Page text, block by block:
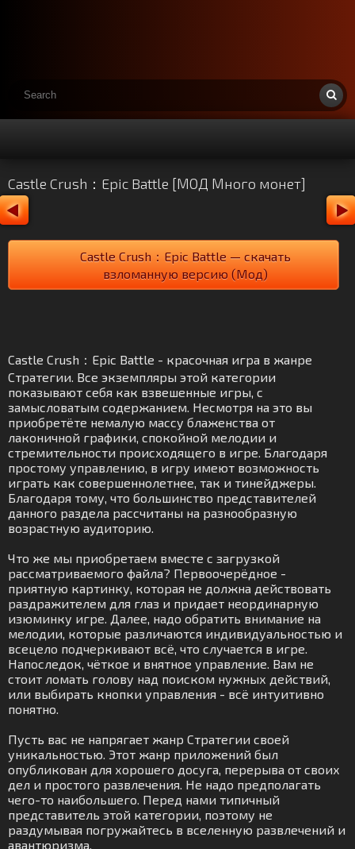
Castle Crush：Epic Battle [МОД Много монет]
Castle Crush：Epic Battle — скачать
взломанную версию (Мод)
Castle Crush：Epic Battle - красочная игра в жанре
Стратегии. Все экземпляры этой категории
показывают себя как взвешенные игры, с
замысловатым содержанием. Несмотря на это вы
приобретёте немалую массу блаженства от
лаконичной графики, спокойной мелодии и
стремительности происходящего в игре. Благодаря
простому управлению, в игру имеют возможность
играть как совершеннолетнее, так и тинейджеры.
Благодаря тому, что большинство представителей
данного раздела рассчитаны на разнообразную
возрастную аудиторию.
Что же мы приобретаем вместе с загрузкой
рассматриваемого файла? Первоочерёдное -
приятную картинку, которая не должна действовать
раздражителем для глаз и придает неординарную
изюминку игре. Далее, надо обратить внимание на
мелодии, которые различаются индивидуальностью и
всецело подчеркивают всё, что случается в игре.
Напоследок, чёткое и внятное управление. Вам не
стоит ломать голову над поиском нужных действий,
или выбирать кнопки управления - всё интуитивно
понятно.
Пусть вас не напрягает жанр Стратегии своей
уникальностью. Этот жанр приложений был
опубликован для хорошего досуга, перерыва от своих
дел и простого развлечения. Не надо предполагать
чего-то наибольшего. Перед нами типичный
представитель этой категории, поэтому не
раздумывая погружайтесь в вселенную развлечений и
авантюризма.